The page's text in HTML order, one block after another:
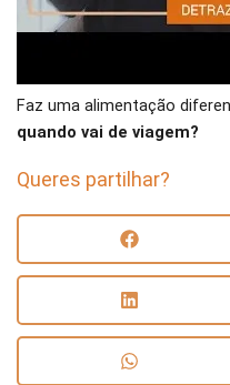
Faz uma alimentação
quando vai de viagem?
Queres partilhar?